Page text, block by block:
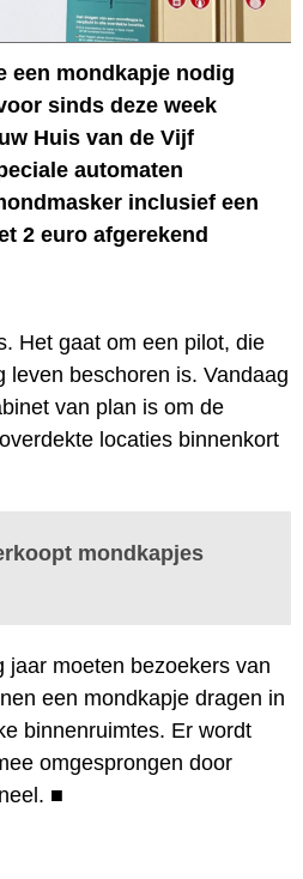
een mondkapje nodig
sinds deze week
Huis van de Vijf
automaten
inclusief een
2 euro afgerekend
Het gaat om een pilot, die
leven beschoren is. Vandaag
van plan is om de
locaties binnenkort
mondkapjes
jaar moeten bezoekers van
een mondkapje dragen in
binnenruimtes. Er wordt
omgesprongen door
■